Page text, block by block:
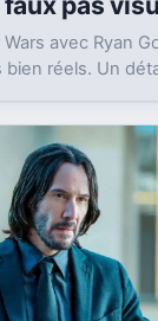
avec Ryan
bien réels. Un